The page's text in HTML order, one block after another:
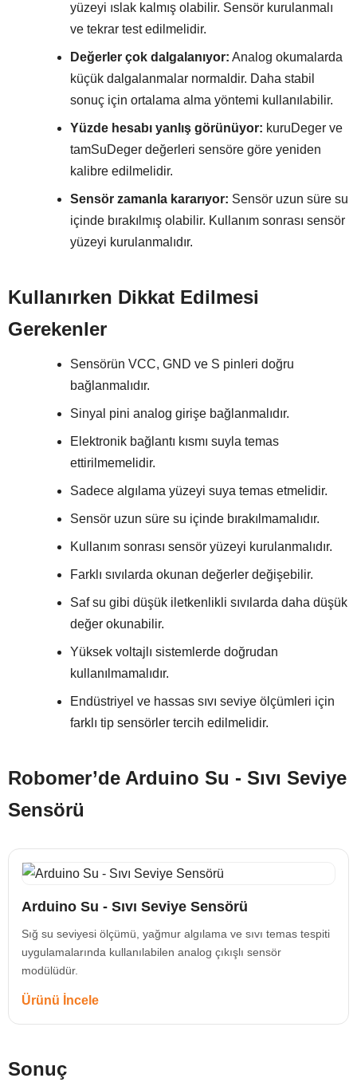
yüzeyi ıslak kalmış olabilir. Sensör kurulanmalı
ve tekrar test edilmelidir.
Değerler çok dalgalanıyor: Analog okumalarda
küçük dalgalanmalar normaldir. Daha stabil
sonuç için ortalama alma yöntemi kullanılabilir.
Yüzde hesabı yanlış görünüyor: kuruDeger ve
tamSuDeger değerleri sensöre göre yeniden
kalibre edilmelidir.
Sensör zamanla kararıyor: Sensör uzun süre su
içinde bırakılmış olabilir. Kullanım sonrası sensör
yüzeyi kurulanmalıdır.
Kullanırken Dikkat Edilmesi
Gerekenler
Sensörün VCC, GND ve S pinleri doğru
bağlanmalıdır.
Sinyal pini analog girişe bağlanmalıdır.
Elektronik bağlantı kısmı suyla temas
ettirilmemelidir.
Sadece algılama yüzeyi suya temas etmelidir.
Sensör uzun süre su içinde bırakılmamalıdır.
Kullanım sonrası sensör yüzeyi kurulanmalıdır.
Farklı sıvılarda okunan değerler değişebilir.
Saf su gibi düşük iletkenlikli sıvılarda daha düşük
değer okunabilir.
Yüksek voltajlı sistemlerde doğrudan
kullanılmamalıdır.
Endüstriyel ve hassas sıvı seviye ölçümleri için
farklı tip sensörler tercih edilmelidir.
Robomer’de Arduino Su - Sıvı Seviye
Sensörü
Arduino Su - Sıvı Seviye Sensörü
Sığ su seviyesi ölçümü, yağmur algılama ve sıvı temas tespiti
uygulamalarında kullanılabilen analog çıkışlı sensör
modülüdür.
Ürünü İncele
Sonuç